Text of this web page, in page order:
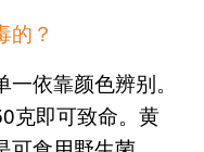
的？
依靠颜色辨别。
克即可致命。黄